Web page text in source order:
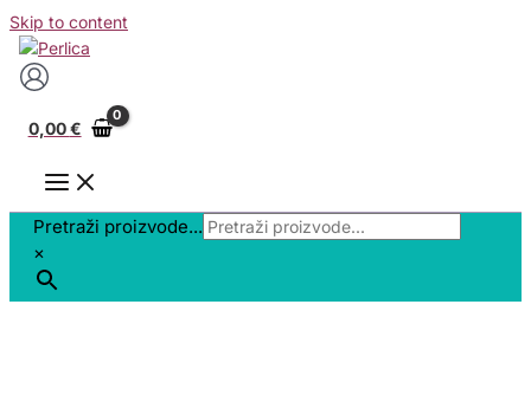
Skip to content
0,00€
Pretraži proizvode...
×